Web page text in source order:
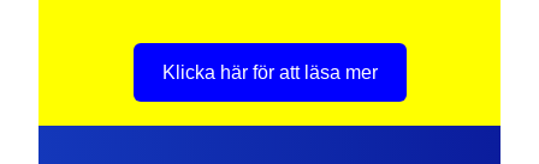
Klicka här för att läsa mer